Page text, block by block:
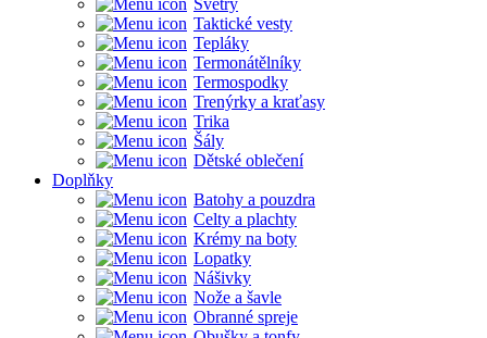
Svetry
Taktické vesty
Tepláky
Termonátělníky
Termospodky
Trenýrky a kraťasy
Trika
Šály
Dětské oblečení
Doplňky
Batohy a pouzdra
Celty a plachty
Krémy na boty
Lopatky
Nášivky
Nože a šavle
Obranné spreje